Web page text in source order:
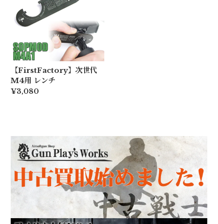
【FirstFactory】次世代
M4用 レンチ
¥3,080